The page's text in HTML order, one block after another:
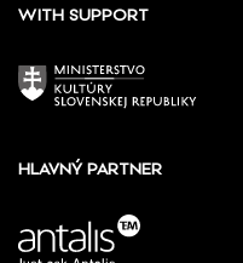
WITH SUPPORT
HLAVNÝ PARTNER